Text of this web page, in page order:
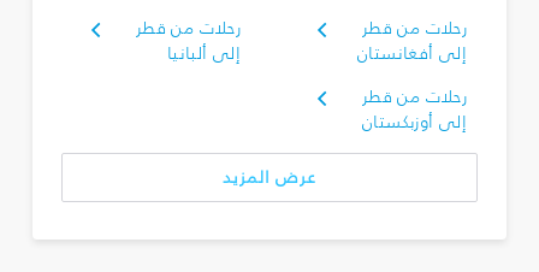
رحلات من قطر
إلى أفغانستان
رحلات من قطر
إلى ألبانيا
رحلات من قطر
إلى أوزبكستان
عرض المزيد